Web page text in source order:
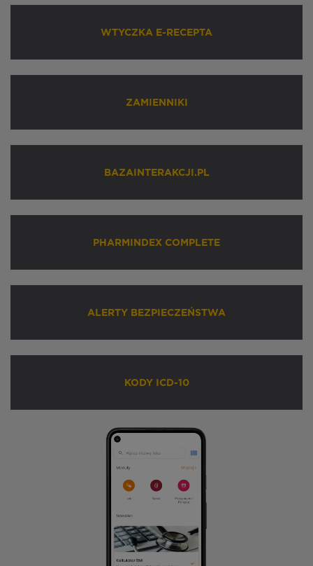
WTYCZKA E-RECEPTA
ZAMIENNIKI
BAZAINTERAKCJI.PL
PHARMINDEX COMPLETE
ALERTY BEZPIECZEŃSTWA
KODY ICD-10